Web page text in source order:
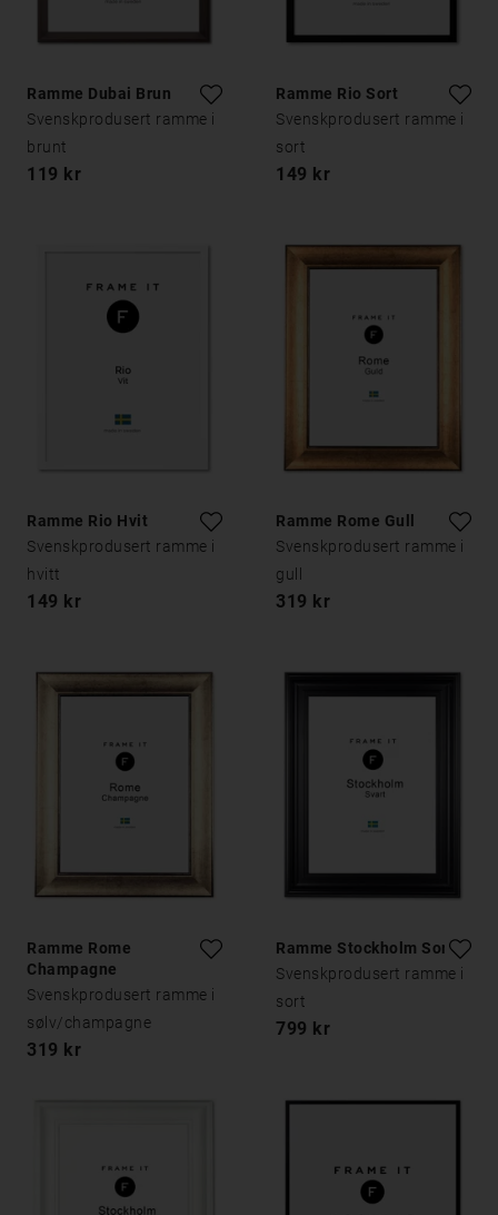
Ramme Dubai Brun
Svenskprodusert ramme i
brunt
119 kr
Ramme Rio Sort
Svenskprodusert ramme i
sort
149 kr
Ramme Rio Hvit
Svenskprodusert ramme i
hvitt
149 kr
Ramme Rome Gull
Svenskprodusert ramme i
gull
319 kr
Ramme Rome
Champagne
Svenskprodusert ramme i
sølv/champagne
319 kr
Ramme Stockholm Sort
Svenskprodusert ramme i
sort
799 kr